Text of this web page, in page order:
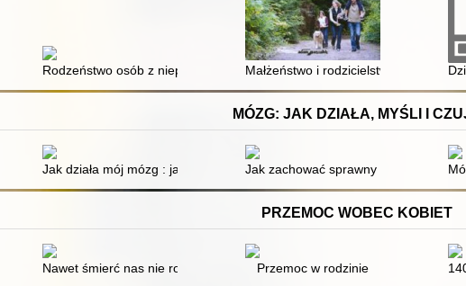
z zespołem Downa w wieku przedszkolnym
Rodzeństwo osób z niepełnosprawnościąMałżeństwo i rodzicielstwo a zdrowie
MÓZG: JAK DZIAŁA, MYŚLI I
Jak działa mój mózg : jak lepiej go zrozumieć i utrzymać w zdrowiu
Jak zachować sprawny umysł przez
PRZEMOC WOBEC KOBIET
doznawiania przemocy
Nawet śmierć nas nie rozłączy Przemoc w rodzinie